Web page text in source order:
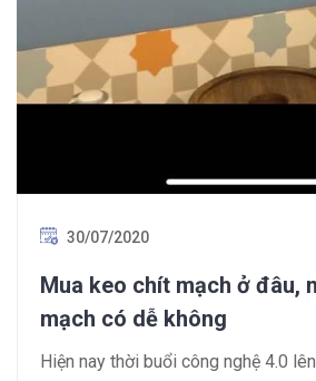
30/07/2020
Mua keo chít mạch ở đâu,
mạch có dễ không
Hiện nay thời buổi công nghệ 4.0